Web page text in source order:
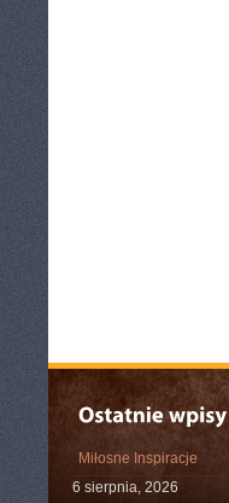
Miłosne Inspiracje
6 sierpnia, 2026